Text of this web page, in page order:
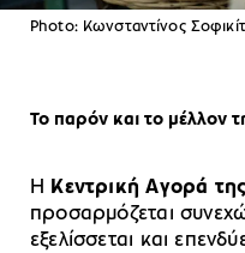
Photo: Κωνσταντίνος
Το παρόν και το μέλλον
Η Κεντρική Αγορά
προσαρμόζεται
εξελίσσεται και